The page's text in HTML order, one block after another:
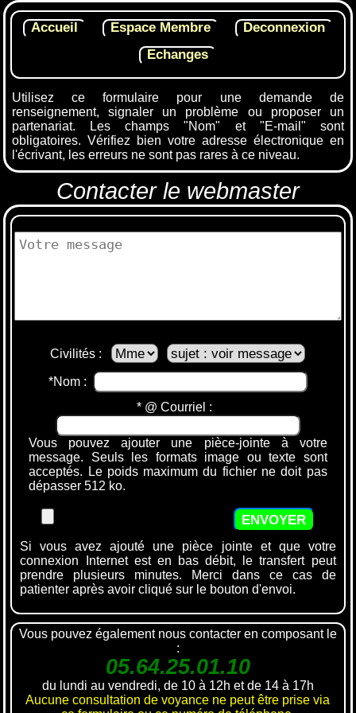
Utilisez ce formulaire pour une demande de
renseignement, signaler un problème ou proposer un
partenariat. Les champs "Nom" et "E-mail" sont
obligatoires. Vérifiez bien votre adresse électronique en
l'écrivant, les erreurs ne sont pas rares à ce niveau.
Contacter le webmaster
Civilités :
*Nom :
* @ Courriel :
Vous pouvez ajouter une pièce-jointe à votre
message. Seuls les formats image ou texte sont
acceptés. Le poids maximum du fichier ne doit pas
dépasser 512 ko.
Si vous avez ajouté une pièce jointe et que votre
connexion Internet est en bas débit, le transfert peut
prendre plusieurs minutes. Merci dans ce cas de
patienter après avoir cliqué sur le bouton d'envoi.
Vous pouvez également nous contacter en composant le
:
05.64.25.01.10
du lundi au vendredi, de 10 à 12h et de 14 à 17h
Aucune consultation de voyance ne peut être prise via